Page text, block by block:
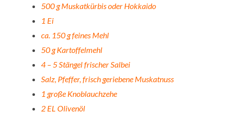
500 g Muskatkürbis oder Hokkaido
1 Ei
ca. 150 g feines Mehl
50 g Kartoffelmehl
4 – 5 Stängel frischer Salbei
Salz, Pfeffer, frisch geriebene Muskatnuss
1 große Knoblauchzehe
2 EL Olivenöl